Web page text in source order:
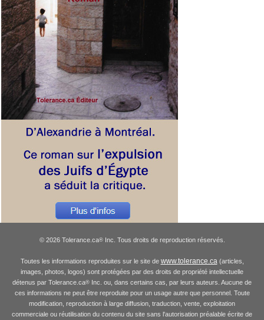
© 2026 Tolerance.ca®Inc. Tous droits de reproduction réservés.
Toutes les informations reproduites sur le site de www.tolerance.ca(articles,
images, photos, logos) sont protégées par des droits de propriété intellectuelle
détenus par Tolerance.ca® Inc. ou, dans certains cas, par leurs auteurs. Aucune de
ces informations ne peut être reproduite pour un usage autre que personnel. Toute
modification, reproduction à large diffusion, traduction, vente, exploitation
commerciale ou réutilisation du contenu du site sans l'autorisation préalable écrite de